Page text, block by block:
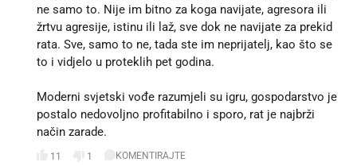
ne samo to. Nije im bitno za koga navijate, agresora ili
žrtvu agresije, istinu ili laž, sve dok ne navijate za prekid
rata. Sve, samo to ne, tada ste im neprijatelj, kao što se
to i vidjelo u proteklih pet godina.
Moderni svjetski vođe razumjeli su igru, gospodarstvo je
postalo nedovoljno profitabilno i sporo, rat je najbrži
način zarade.
11 1 KOMENTIRAJTE